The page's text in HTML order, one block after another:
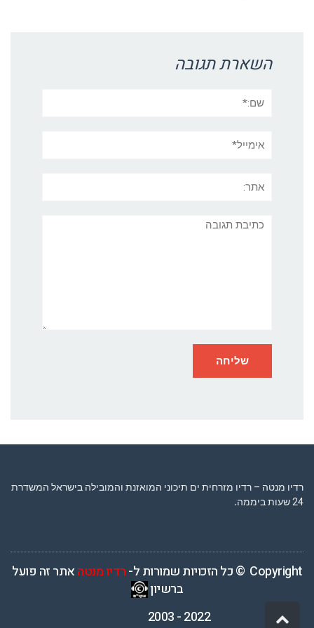
השארת תגובה
תגובה
רדיו מנטה – רדיו מזרחית ים תיכוני המואזנת והמובילה בישראל המשדרת
24 שעות ביממה,
Copyright © כל הזכויות שמורות ל- רדיו מנטהאתר זה פועל
ברשיון
2022 - 2003